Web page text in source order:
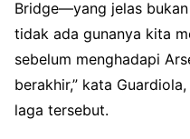
Bridge—yang jelas
tidak ada gunanya kita
sebelum menghadapi
berakhir,” kata
laga tersebut.